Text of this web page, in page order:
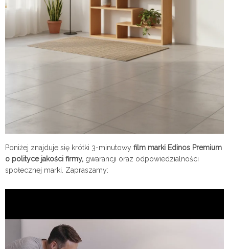
Poniżej znajduje się krótki 3-minutowy film marki Edinos Premium
o polityce jakości firmy, gwarancji oraz odpowiedzialności
społecznej marki. Zapraszamy: